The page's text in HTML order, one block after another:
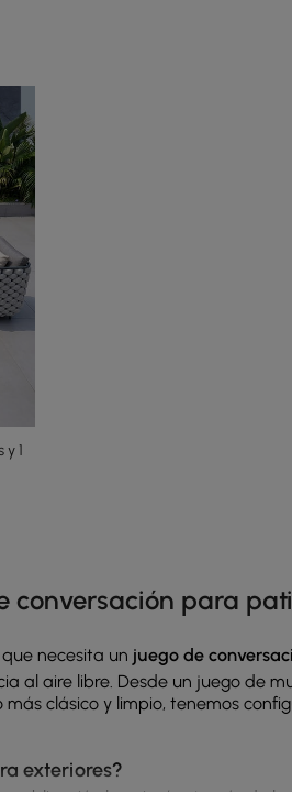
1
conversación para
necesita un juego de
al aire libre. Desde un juego de
clásico y limpio, tenemos
exteriores?